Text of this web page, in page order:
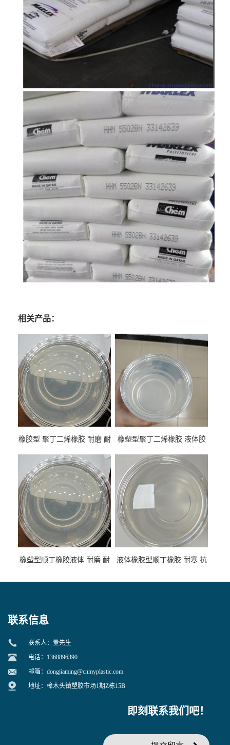
相关产品：
橡胶型 聚丁二烯橡胶 耐磨 耐
性
橡塑型聚丁二烯橡胶 液体胶
专用
橡塑型顺丁橡胶液体 耐磨 耐
液体橡胶型顺丁橡胶 耐寒 抗
联系信息
联系人：董先生
电话：1368896390
邮箱： dongjiaming@cnmyplastic.com
地址：樟木头镇塑胶市场1期Z栋15B
即刻联系我们吧！